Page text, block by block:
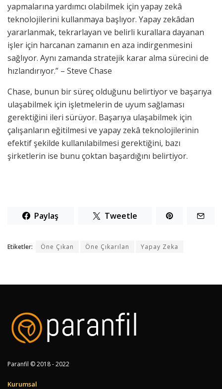
yapmalarına yardımcı olabilmek için yapay zekâ
teknolojilerini kullanmaya başlıyor. Yapay zekâdan
yararlanmak, tekrarlayan ve belirli kurallara dayanan
işler için harcanan zamanın en aza indirgenmesini
sağlıyor. Aynı zamanda stratejik karar alma sürecini de
hızlandırıyor.” – Steve Chase
Chase, bunun bir süreç olduğunu belirtiyor ve başarıya
ulaşabilmek için işletmelerin de uyum sağlaması
gerektiğini ileri sürüyor. Başarıya ulaşabilmek için
çalışanların eğitilmesi ve yapay zekâ teknolojilerinin
efektif şekilde kullanılabilmesi gerektiğini, bazı
şirketlerin ise bunu çoktan başardığını belirtiyor.
Paylaş Tweetle
Etiketler: Öne Çıkan Öne Çıkarılan Yapay Zeka
Paranfil © 2018 - 2022
Kurumsal